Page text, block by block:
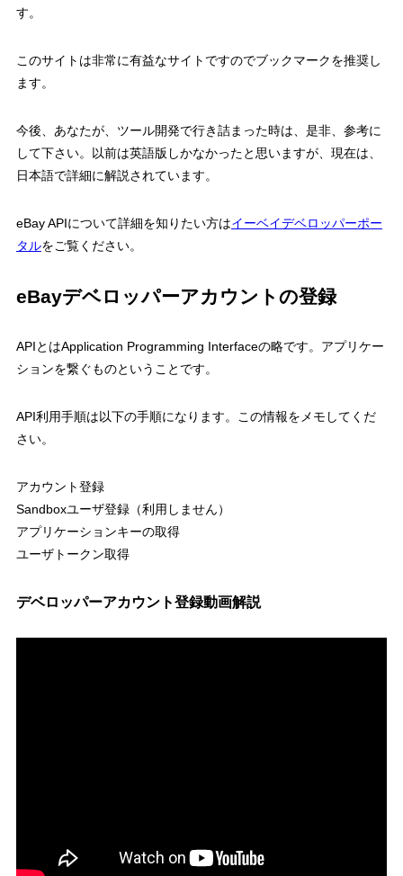
す。
このサイトは非常に有益なサイトですのでブックマークを推奨し
ます。
今後、あなたが、ツール開発で行き詰まった時は、是非、参考に
して下さい。以前は英語版しかなかったと思いますが、現在は、
日本語で詳細に解説されています。
eBay APIについて詳細を知りたい方はイーベイデベロッパーポー
タルをご覧ください。
eBayデベロッパーアカウントの登録
APIとはApplication Programming Interfaceの略です。アプリケー
ションを繋ぐものということです。
API利用手順は以下の手順になります。この情報をメモしてくだ
さい。
アカウント登録
Sandboxユーザ登録（利用しません）
アプリケーションキーの取得
ユーザトークン取得
デベロッパーアカウント登録動画解説